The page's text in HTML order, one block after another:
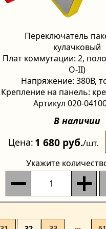
Переключатель
кулачковый
Плат коммутации: 2,
O-II)
Напряжение: 380В,
Крепление на панель:
Артикул 020-
В наличии
Цена 1 680 руб./шт.
Укажите